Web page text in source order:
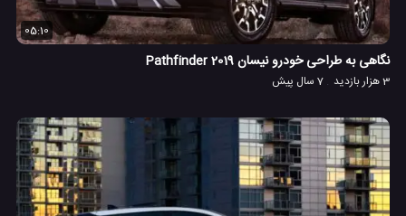
05:10
نگاهی به طراحی خودرو نیسان Pathfinder 2019
3 هزار بازدید 7 سال پیش